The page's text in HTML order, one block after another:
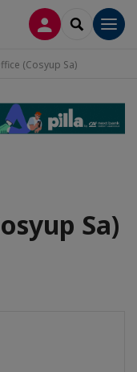
CONNEXION
(Cosyup Sa)
Sa)